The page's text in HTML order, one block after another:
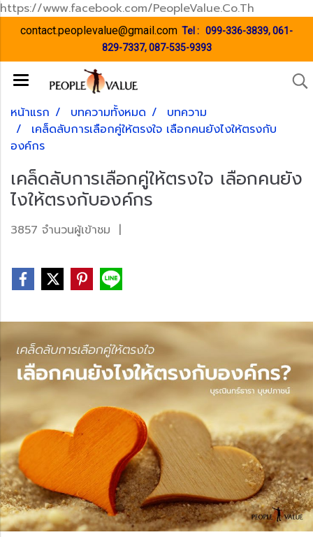
https://www.facebook.com/PeopleValue.Co.Th
contact.peoplevalue@gmail.com Tel : 099-336-3839,061-
829-7337,087-535-9393
หน้าแรก บทความทั้งหมด
บทความ
เคล็ดลับการเลือกคู่ให้ตรงใจ เลือกคนยังไงให้ตรงกับ
องค์กร
เคล็ดลับการเลือกคู่ให้ตรงใจ เลือกคนยัง
ไงให้ตรงกับองค์กร
3857 จำนวนผู้เข้าชม |